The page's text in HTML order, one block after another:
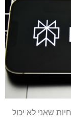
במבוכה כל יום – הנה 9 הנחיות שאני לא יכול